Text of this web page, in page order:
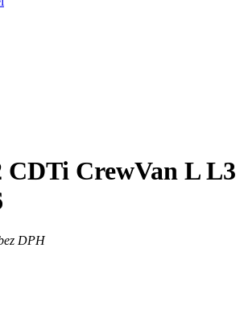
CDTi CrewVan L L3
DPH